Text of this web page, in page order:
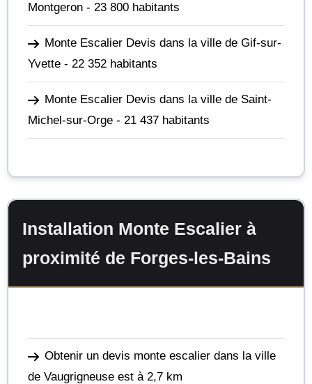
Montgeron - 23 800 habitants
Monte Escalier Devis dans la ville de Gif-sur-
Yvette - 22 352 habitants
Monte Escalier Devis dans la ville de Saint-
Michel-sur-Orge - 21 437 habitants
Installation Monte Escalier à
proximité de Forges-les-Bains
Obtenir un devis monte escalier dans la ville
de Vaugrigneuse est à 2,7 km